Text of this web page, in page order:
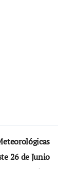
26 de Junio